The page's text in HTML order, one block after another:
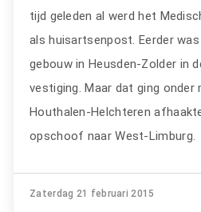
tijd geleden al werd het
als huisartsenpost. Eerder
gebouw in Heusden-Zolder in
vestiging. Maar dat ging onder
Houthalen-Helchteren
opschoof naar West-Limburg.
Zaterdag 21 februari 2015